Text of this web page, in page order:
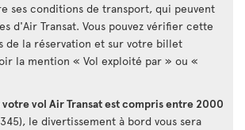
ses conditions de transport, qui peuvent
d'Air Transat. Vous pouvez vérifier cette
de la réservation et sur votre billet
la mention « Vol exploité par » ou «
vol Air Transat est compris entre 2000
le divertissement à bord vous sera